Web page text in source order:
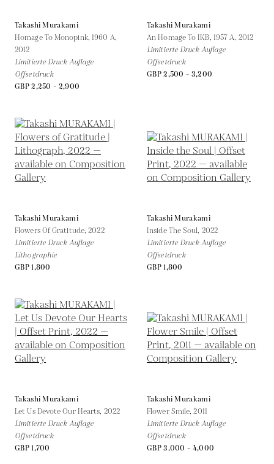
Takashi Murakami
Homage To Monopink, 1960 A,
2012
Limitierte Druck Auflage
Offsetdruck
GBP 2,250 - 2,900
Takashi Murakami
An Homage To IKB, 1957 A, 2012
Limitierte Druck Auflage
Offsetdruck
GBP 2,500 - 3,200
Takashi Murakami
Flowers Of Gratitude,2022
Limitierte Druck Auflage
Lithographie
GBP 1,800
Takashi Murakami
Inside The Soul, 2022
Limitierte Druck Auflage
Offsetdruck
GBP 1,800
Takashi Murakami
Let Us Devote Our Hearts, 2022
Limitierte Druck Auflage
Offsetdruck
GBP 1,700
Takashi Murakami
Flower Smile,2011
Limitierte Druck Auflage
Offsetdruck
GBP 3,000 - 4,000